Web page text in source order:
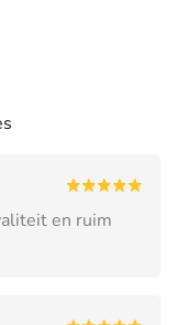
en ruim